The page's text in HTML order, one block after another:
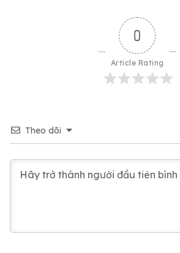
0
Article Rating
Theo dõi